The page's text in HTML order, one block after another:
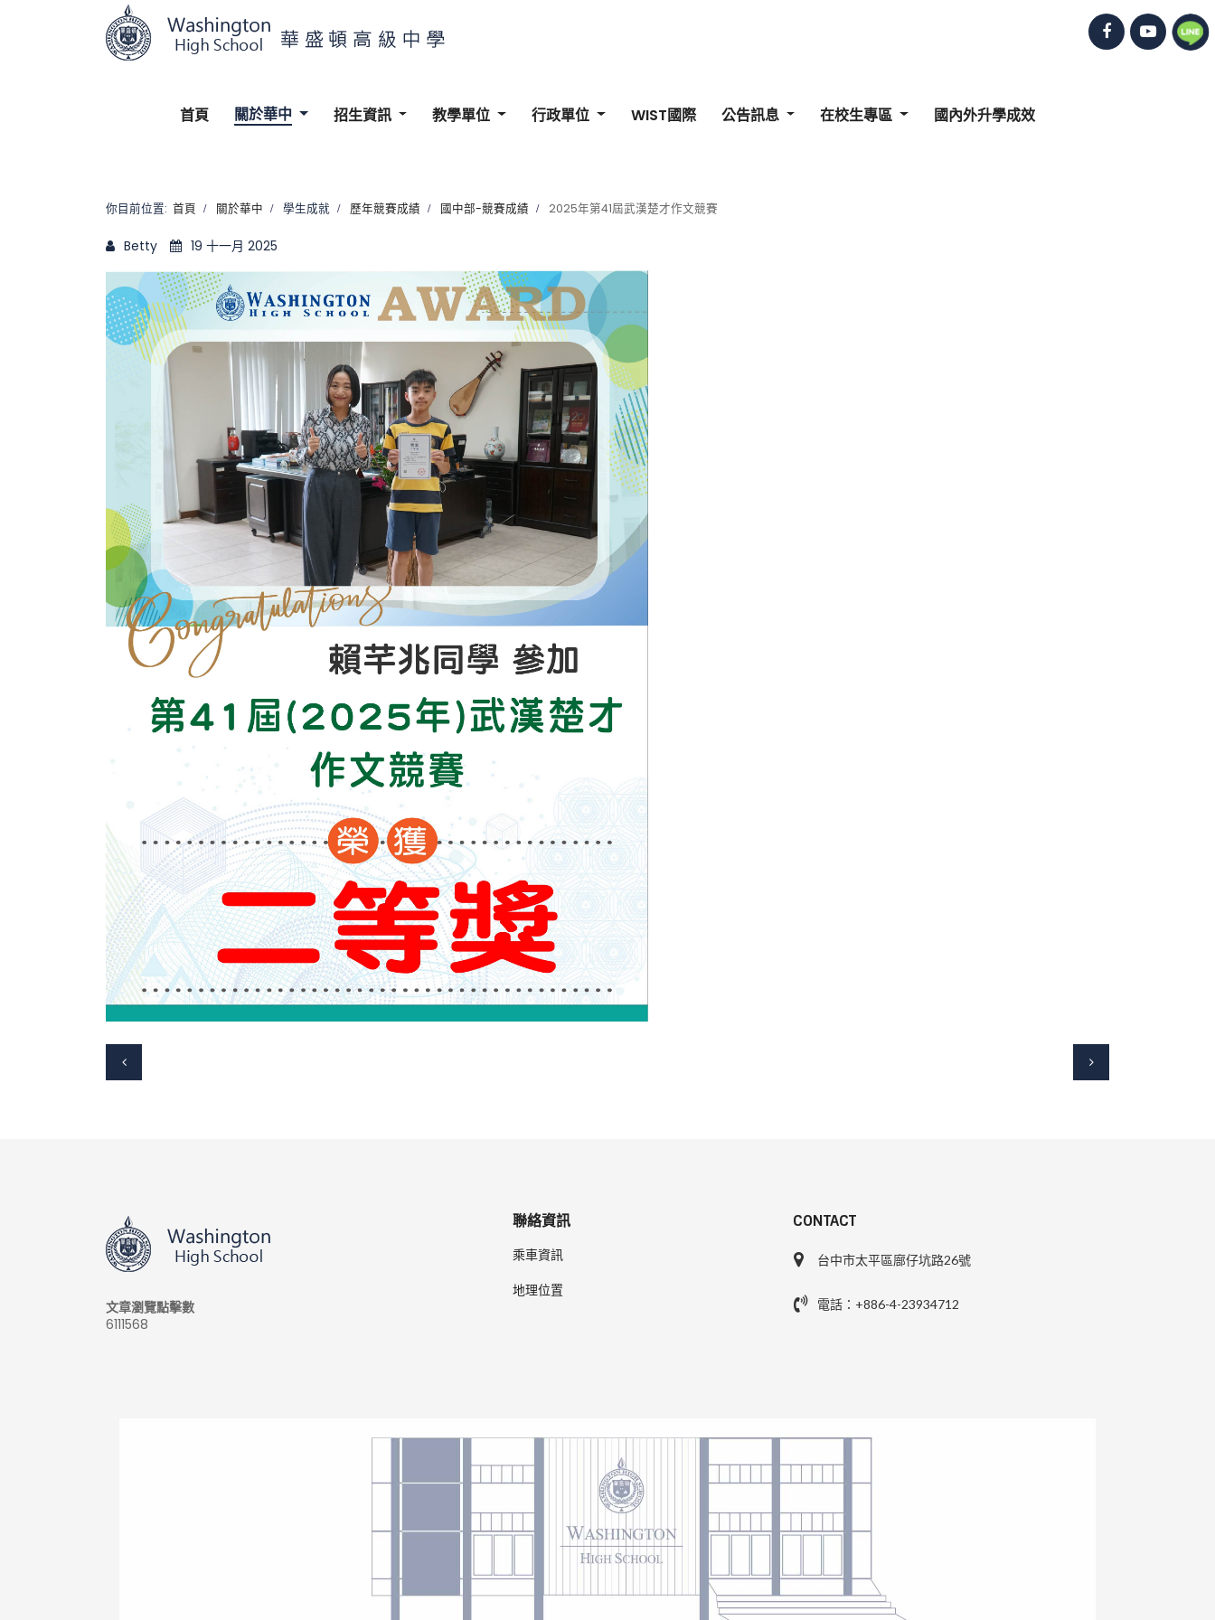
首頁 關於華中 招生資訊 教學單位 行政單位 WIST國際 公告訊息 在校生專區 國內外升學成效
你目前位置: 首頁 關於華中 學生成就 歷年競賽成績 國中部-競賽成績 2025年第41屆武漢楚才作文競賽
Betty 19 十一月 2025
文章瀏覽點擊數
6111568
聯絡資訊
乘車資訊
地理位置
CONTACT
台中市太平區廍仔坑路26號
電話：+886-4-23934712